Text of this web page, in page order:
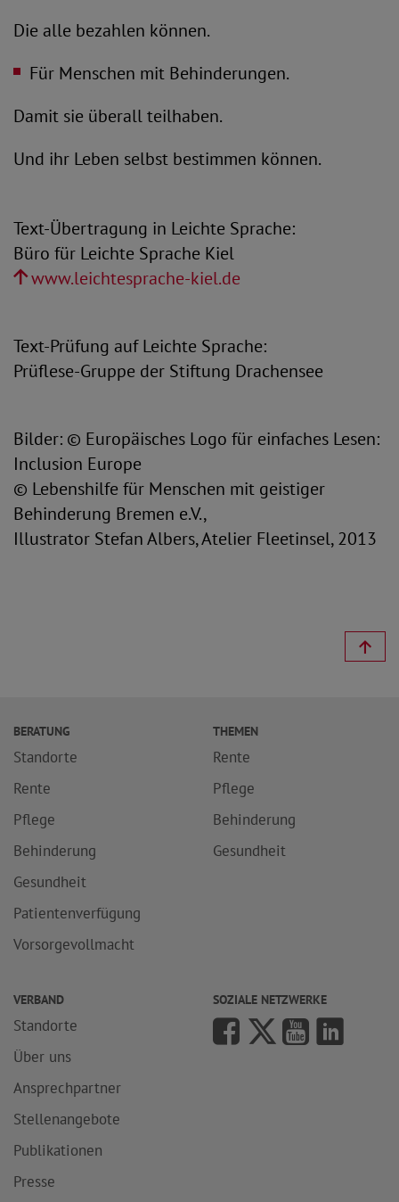
Die alle bezahlen können.
Für Menschen mit Behinderungen.
Damit sie überall teilhaben.
Und ihr Leben selbst bestimmen können.
Text-Übertragung in Leichte Sprache:
Büro für Leichte Sprache Kiel
www.leichtesprache-kiel.de
Text-Prüfung auf Leichte Sprache:
Prüflese-Gruppe der Stiftung Drachensee
Bilder: © Europäisches Logo für einfaches Lesen:
Inclusion Europe
© Lebenshilfe für Menschen mit geistiger
Behinderung Bremen e.V.,
Illustrator Stefan Albers, Atelier Fleetinsel, 2013
BERATUNG
Standorte
Rente
Pflege
Behinderung
Gesundheit
Patientenverfügung
Vorsorgevollmacht
THEMEN
Rente
Pflege
Behinderung
Gesundheit
VERBAND
Standorte
Über uns
Ansprechpartner
Stellenangebote
Publikationen
Presse
SOZIALE NETZWERKE